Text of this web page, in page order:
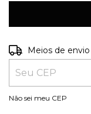
Entregas para o CEP:
Meios de envio
Não sei meu CEP